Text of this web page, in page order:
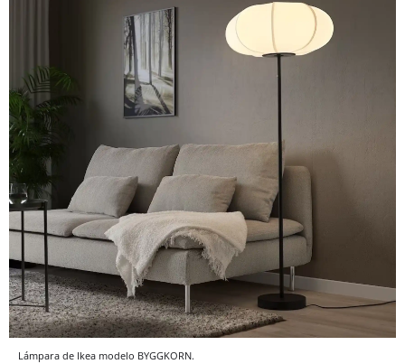
Lámpara de Ikea modelo BYGGKORN.